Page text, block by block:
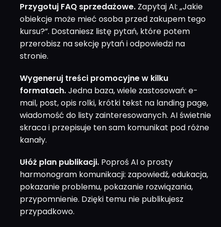
Przygotuj FAQ sprzedażowe. Zapytaj AI: „Jakie
obiekcje może mieć osoba przed zakupem tego
kursu?”. Dostaniesz listę pytań, które potem
przerobisz na sekcję pytań i odpowiedzi na
stronie.
Wygeneruj treści promocyjne w kilku
formatach.Jedna baza, wiele zastosowań: e-
mail, post, opis rolki, krótki tekst na landing page,
wiadomość do listy zainteresowanych. AI świetnie
skraca i przepisuje ten sam komunikat pod różne
kanały.
Ułóż plan publikacji. Poproś AI o prosty
harmonogram komunikacji: zapowiedź, edukacja,
pokazanie problemu, pokazanie rozwiązania,
przypomnienie. Dzięki temu nie publikujesz
przypadkowo.